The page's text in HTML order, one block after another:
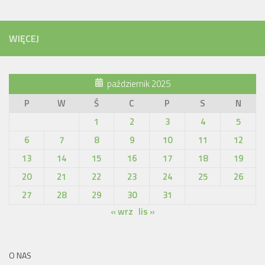
WIĘCEJ
październik 2025
P
W Ś C P S
N
1
2 3 4
5
6
7 8 9 10 11
12
13
14 15 16 17 18
19
20
21 22 23 24 25
26
27
28 29 30
31
« wrz lis »
O NAS